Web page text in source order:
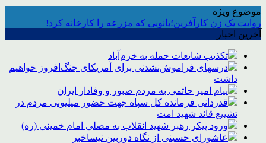
موضوع ویژه
روایت یک زن کارآفرین؛بانویی که مزرعه را کارخانه کرد!
آخرین اخبار
تکذیب شایعات حمله به خرم‌آباد
درسهای فراموش‌نشدنی برای آمریکای جنگ‌افروز خواهیم
داشت
پیام امیر حاتمی به مردم صبور و وفادار ایران
قدردانی فرمانده کل سپاه جهت حضور میلیونی مردم در
تشییع قائد شهید امت
ورود پیکر رهبر شهید انقلاب به مصلی امام خمینی (ره)
عاشورای حسینی از نگاه دوربین نیساخبر